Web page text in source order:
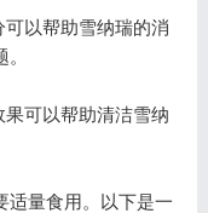
以帮助雪纳瑞的消
可以帮助清洁雪纳
量食用。以下是一